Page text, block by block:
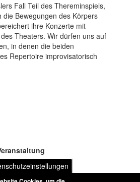
Fall Teil des Thereminspiels,
Bewegungen des Körpers
ihre Konzerte mit
Theaters. Wir dürfen uns auf
in denen die beiden
Repertoire improvisatorisch